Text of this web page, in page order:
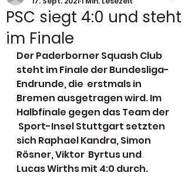
PSC siegt 4:0 und steht
im Finale
Der Paderborner Squash Club
steht im Finale der Bundesliga-
Endrunde, die  erstmals in
Bremen ausgetragen wird. Im
Halbfinale gegen das Team der
Sport-Insel Stuttgart setzten
sich Raphael Kandra, Simon
Rösner, Viktor  Byrtus und
Lucas Wirths mit 4:0 durch.